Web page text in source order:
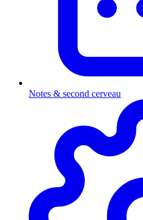
Notes & second cerveau